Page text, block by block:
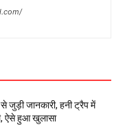
से जुड़ी जानकारी, हनी ट्रैप में
ऐसे हुआ खुलासा